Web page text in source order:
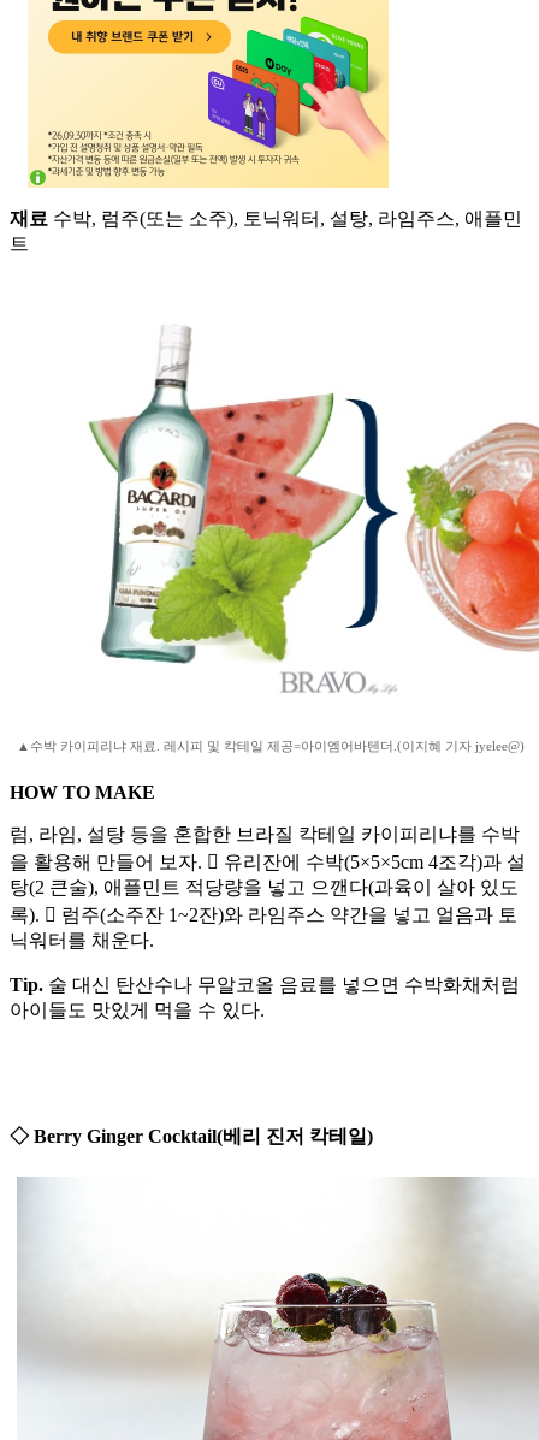
재료 수박, 럼주(또는 소주), 토닉워터, 설탕, 라임주스, 애플민
트
▲수박 카이피리냐 재료. 레시피 및 칵테일 제공=아이엠어바텐더.(이지혜 기자 jyelee@)
HOW TO MAKE
럼, 라임, 설탕 등을 혼합한 브라질 칵테일 카이피리냐를 수박
을 활용해 만들어 보자.  유리잔에 수박(5×5×5cm 4조각)과 설
탕(2 큰술), 애플민트 적당량을 넣고 으깬다(과육이 살아 있도
록).  럼주(소주잔 1~2잔)와 라임주스 약간을 넣고 얼음과 토
닉워터를 채운다.
Tip. 술 대신 탄산수나 무알코올 음료를 넣으면 수박화채처럼
아이들도 맛있게 먹을 수 있다.
◇ Berry Ginger Cocktail(베리 진저 칵테일)